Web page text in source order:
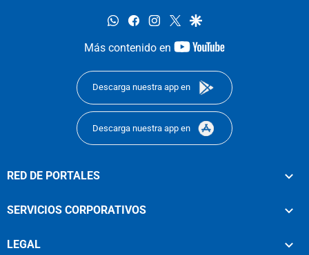
whatsappfacebookinstagram
twittergoogle
Más contenido en
youtube-
Descarga nuestra app en
Descarga nuestra app en
RED DE PORTALES
SERVICIOS CORPORATIVOS
LEGAL